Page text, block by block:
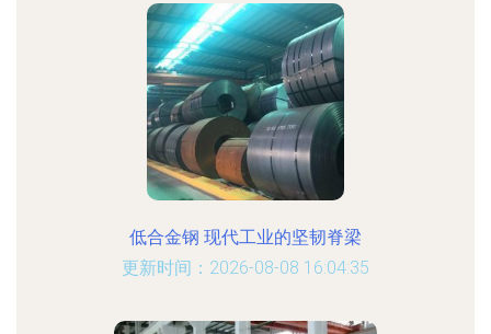
低合金钢 现代工业的坚韧脊梁
更新时间：2026-08-08 16:04:35